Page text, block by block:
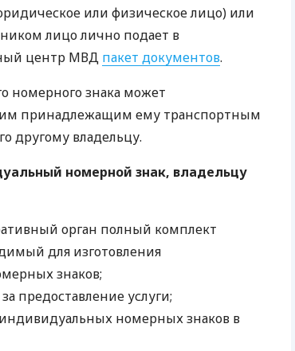
или физическое лицо) или
лицо лично подает в
центр МВД пакет документов.
номерного знака может
принадлежащим ему транспортным
другому владельцу.
номерной знак, владельцу
орган полный комплект
для изготовления
знаков;
предоставление услуги;
номерных знаков в